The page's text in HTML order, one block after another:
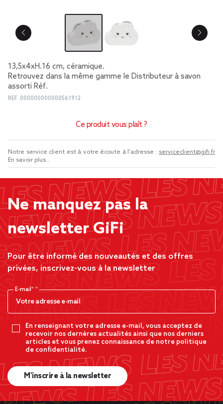
13,5x4xH.16 cm, céramique.
Retrouvez dans la même gamme le Distributeur à savon
assorti Réf.
REF. 000000000000561912
Ce produit vous plaît ?
Notre service client est à votre écoute à l'adresse : serviceclient@gifi.fr
En savoir plus...
Ne manquez pas la
newsletter GiFi
Pour être informé des nouveautés et des offres
privées, inscrivez-vous à la newsletter
E-mail*
En renseignant votre adresse e-mail, vous acceptez de
recevoir nos dernères actualités ainsi que nos derniers
articles et vous prenez connaissance de notre politique
de confidentialité.
M’inscrire à la newsletter